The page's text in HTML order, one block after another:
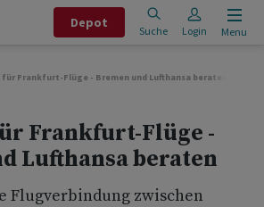
Depot
Suche Login Menu
Frankfurt-Flüge - Bremen und Lufthansa beraten
Frankfurt-Flüge -
Lufthansa beraten
Flugverbindung zwischen